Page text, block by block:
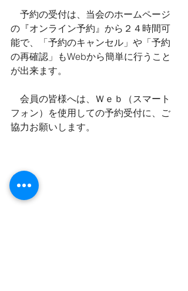
予約の受付は、当会のホームページ
の『オンライン予約』から２４時間可
能で、「予約のキャンセル」や「予約
の再確認」もWebから簡単に行うこと
が出来ます。
会員の皆様へは、Ｗｅｂ（スマート
フォン）を使用しての予約受付に、ご
協力お願いします。